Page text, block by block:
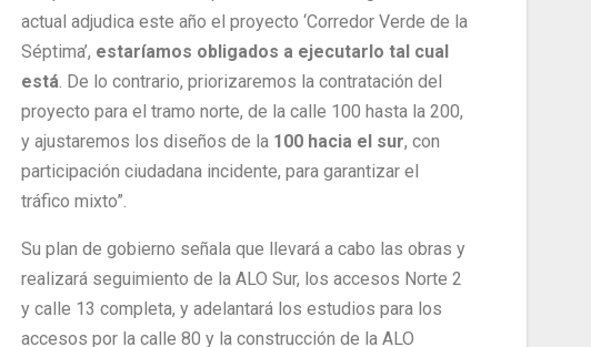
actual adjudica este año el proyecto ‘Corredor Verde de la
Séptima’, estaríamos obligados a ejecutarlo tal cual
está. De lo contrario, priorizaremos la contratación del
proyecto para el tramo norte, de la calle 100 hasta la 200,
y ajustaremos los diseños de la 100 hacia el sur, con
participación ciudadana incidente, para garantizar el
tráfico mixto”.
Su plan de gobierno señala que llevará a cabo las obras y
realizará seguimiento de la ALO Sur, los accesos Norte 2
y calle 13 completa, y adelantará los estudios para los
accesos por la calle 80 y la construcción de la ALO